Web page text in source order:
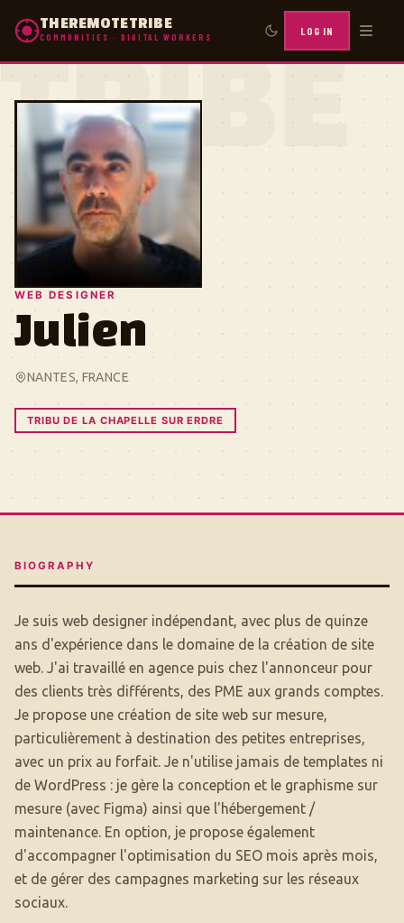
THEREMOTETRIBE
COMMUNITIES · DIGITAL WORKERS LOG IN
TRIBE
WEB DESIGNER
Julien
NANTES, FRANCE
TRIBU DE LA CHAPELLE SUR ERDRE
BIOGRAPHY
Je suis web designer indépendant, avec plus de quinze
ans d'expérience dans le domaine de la création de site
web. J'ai travaillé en agence puis chez l'annonceur pour
des clients très différents, des PME aux grands comptes.
Je propose une création de site web sur mesure,
particulièrement à destination des petites entreprises,
avec un prix au forfait. Je n'utilise jamais de templates ni
de WordPress : je gère la conception et le graphisme sur
mesure (avec Figma) ainsi que l'hébergement /
maintenance. En option, je propose également
d'accompagner l'optimisation du SEO mois après mois,
et de gérer des campagnes marketing sur les réseaux
sociaux.